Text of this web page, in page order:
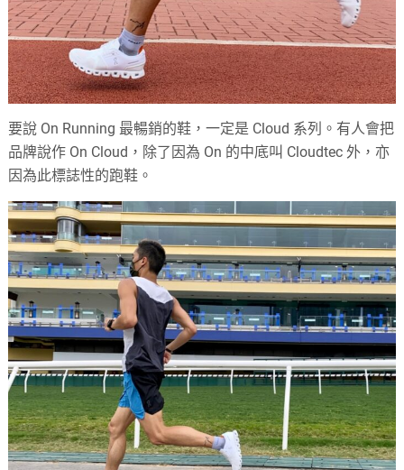
要說 On Running 最暢銷的鞋，一定是 Cloud 系列。有人會把
品牌說作 On Cloud，除了因為 On 的中底叫 Cloudtec 外，亦
因為此標誌性的跑鞋。